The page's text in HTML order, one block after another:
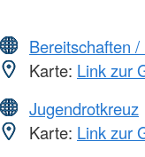
Bereitschaften
Karte: Link zur
Jugendrotkreuz
Karte: Link zur